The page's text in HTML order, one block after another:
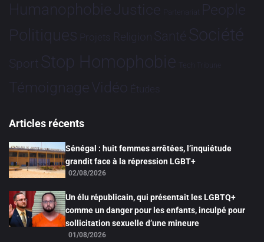
HumanophobieJustice Partenariat People
Politiques Projets Religion Santé Société
Sport Stop Homophobie Tech Tribune
TémoignageVidéo Études
Articles récents
Sénégal : huit femmes arrêtées, l’inquiétude
grandit face à la répression LGBT+
02/08/2026
Un élu républicain, qui présentait les LGBTQ+
comme un danger pour les enfants, inculpé pour
sollicitation sexuelle d’une mineure
01/08/2026